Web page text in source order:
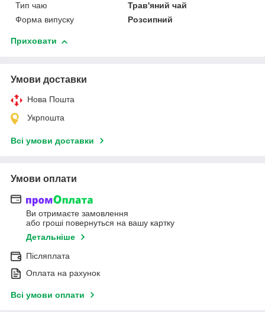
Тип чаю
Трав'яний чай
Форма випуску
Розсипний
Приховати
Умови доставки
Нова Пошта
Укрпошта
Всі умови доставки
Умови оплати
Ви отримаєте замовлення
або гроші повернуться на вашу картку
Детальніше
Післяплата
Оплата на рахунок
Всі умови оплати